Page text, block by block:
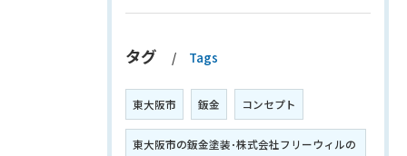
タグ Tags
東大阪市 鈑金 コンセプト
東大阪市の鈑金塗装･株式会社フリーウィルの